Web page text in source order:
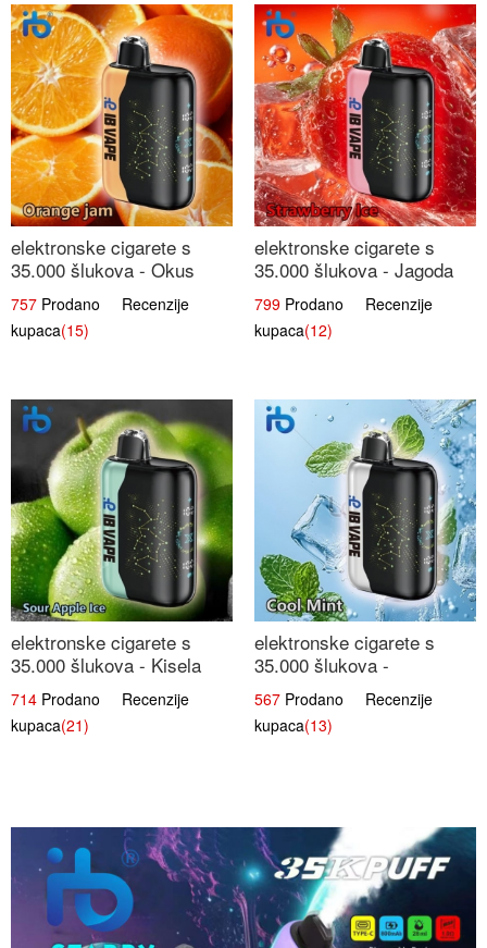
elektronske cigarete s
35.000 šlukova - Okus
Narančinog Džema |
Dugotrajno Iskustvo
757 Prodano Recenzije
kupaca(15)
elektronske cigarete s
35.000 šlukova - Jagoda
Led | Ohladivši i
Osježavajući Okus
799 Prodano Recenzije
kupaca(12)
elektronske cigarete s
35.000 šlukova - Kisela
Jabuka Led | Osježavajući
Kiselo-Slatki Okus
714 Prodano Recenzije
kupaca(21)
elektronske cigarete s
35.000 šlukova -
Osježavajući Mentol |
Čista i Svježa Okus
567 Prodano Recenzije
kupaca(13)